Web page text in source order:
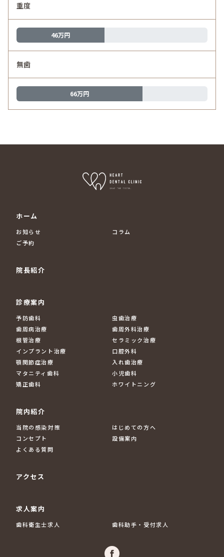
重度
46万円
無歯
66万円
ホーム
お知らせ
コラム
ご予約
院長紹介
診療案内
予防歯科
虫歯治療
歯周病治療
歯周外科治療
根管治療
セラミック治療
インプラント治療
口腔外科
顎関節症治療
入れ歯治療
マタニティ歯科
小児歯科
矯正歯科
ホワイトニング
院内紹介
当院の感染対策
はじめての方へ
コンセプト
設備案内
よくある質問
アクセス
求人案内
歯科衛生士求人 歯科助手・受付求人